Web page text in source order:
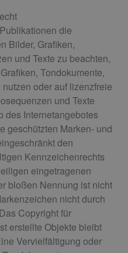
die
Bilder, Grafiken,
und Texte zu beachten,
Tondokumente,
oder auf lizenzfreie
und Texte
des Internetangebotes
geschützten Marken- und
den
Kennzeichenrechts
eingetragenen
bloßen Nennung ist nicht
nicht durch
Copyright für
erstellte Objekte bleibt
Vervielfältigung oder